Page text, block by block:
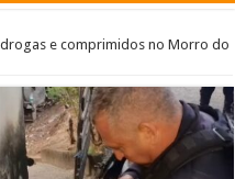
e comprimidos no Morro do